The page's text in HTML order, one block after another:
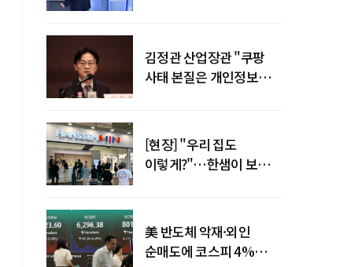
김정관 산업장관 "쿠팡
사태 본질은 개인정보
[현장] "우리 집도
이렇게?"…한샘이 보여준
美 반도체 악재·외인
순매도에 코스피 4%